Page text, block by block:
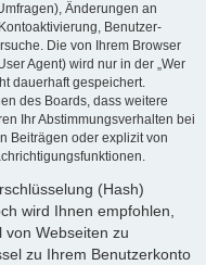
Änderungen an
Benutzer-
Die von Ihrem Browser
Agent) wird nur in der „Wer
dauerhaft gespeichert.
des Boards, dass weitere
Ihr Abstimmungsverhalten bei
Beiträgen oder explizit von
(Hash)
wird Ihnen empfohlen,
von Webseiten zu
zu Ihrem Benutzerkonto